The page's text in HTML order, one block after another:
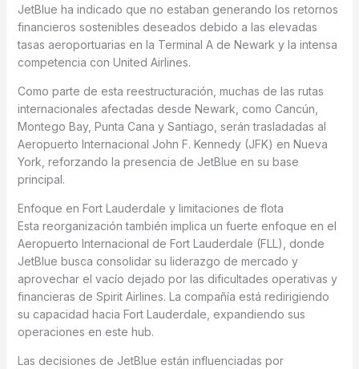
JetBlue ha indicado que no estaban generando los retornos
financieros sostenibles deseados debido a las elevadas
tasas aeroportuarias en la Terminal A de Newark y la intensa
competencia con United Airlines.
Como parte de esta reestructuración, muchas de las rutas
internacionales afectadas desde Newark, como Cancún,
Montego Bay, Punta Cana y Santiago, serán trasladadas al
Aeropuerto Internacional John F. Kennedy (JFK) en Nueva
York, reforzando la presencia de JetBlue en su base
principal.
Enfoque en Fort Lauderdale y limitaciones de flota
Esta reorganización también implica un fuerte enfoque en el
Aeropuerto Internacional de Fort Lauderdale (FLL), donde
JetBlue busca consolidar su liderazgo de mercado y
aprovechar el vacío dejado por las dificultades operativas y
financieras de Spirit Airlines. La compañía está redirigiendo
su capacidad hacia Fort Lauderdale, expandiendo sus
operaciones en este hub.
Las decisiones de JetBlue están influenciadas por